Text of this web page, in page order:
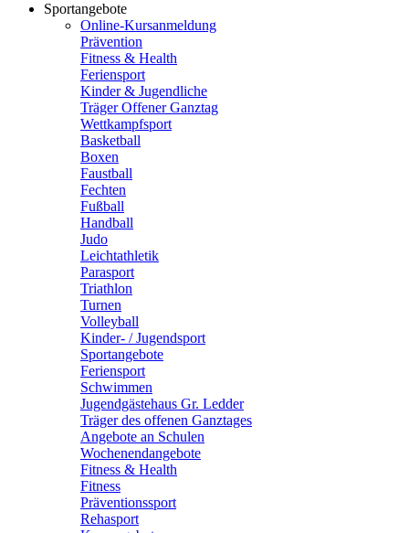
Sportangebote
Online-Kursanmeldung
Prävention
Fitness & Health
Feriensport
Kinder & Jugendliche
Träger Offener Ganztag
Wettkampfsport
Basketball
Boxen
Faustball
Fechten
Fußball
Handball
Judo
Leichtathletik
Parasport
Triathlon
Turnen
Volleyball
Kinder- / Jugendsport
Sportangebote
Feriensport
Schwimmen
Jugendgästehaus Gr. Ledder
Träger des offenen Ganztages
Angebote an Schulen
Wochenendangebote
Fitness & Health
Fitness
Präventionssport
Rehasport